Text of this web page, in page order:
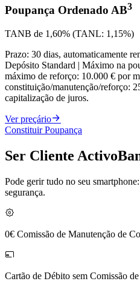
Poupança Ordenado AB3
TANB de 1,60% (TANL: 1,15%)
Prazo: 30 dias, automaticamente
Depósito Standard | Máximo na
máximo de reforço: 10.000 € por
constituição/manutenção/reforço:
capitalização de juros.
Ver preçário
Constituir Poupança
Ser Cliente
Pode gerir tudo no seu
segurança.
0€ Comissão de Manutenção de
Cartão de Débito sem Comissão